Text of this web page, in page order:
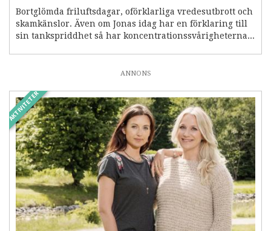
Bortglömda friluftsdagar, oförklarliga vredesutbrott och
skamkänslor. Även om Jonas idag har en förklaring till
sin tankspriddhet så har koncentrationssvårigheterna...
ANNONS
AKTIVITETER